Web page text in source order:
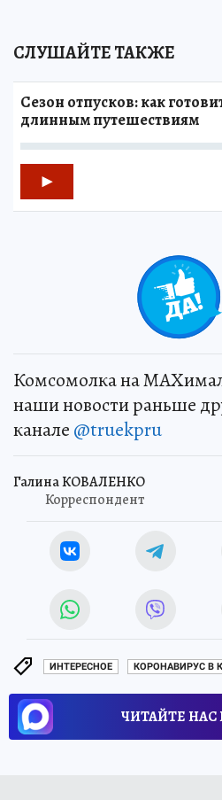
СЛУШАЙТЕ ТАКЖЕ
Сезон отпусков: как
длинным путешествиям
Комсомолка на
наши новости раньше
канале @truekpru
Галина КОВАЛЕНКО
Корреспондент
ИНТЕРЕСНОЕ КОРОНАВИРУС В
ЧИТАЙТЕ НАС